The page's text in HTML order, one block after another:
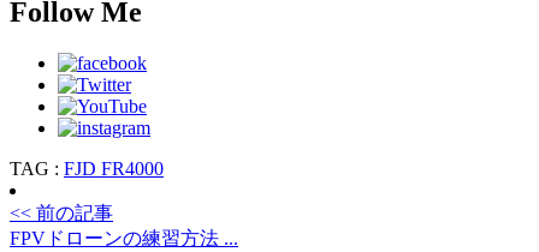
Follow Me
TAG : FJD FR4000
<< 前の記事
FPVドローンの練習方法 ...